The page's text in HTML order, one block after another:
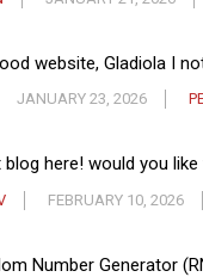
website, Gladiola I
JANUARY 23, 2026
blog here! would you
FEBRUARY 10, 2026
Number Generator